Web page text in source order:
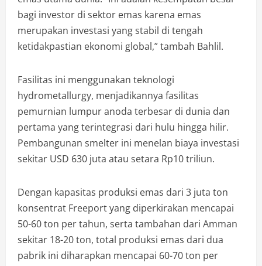
bagi investor di sektor emas karena emas
merupakan investasi yang stabil di tengah
ketidakpastian ekonomi global,” tambah Bahlil.
Fasilitas ini menggunakan teknologi
hydrometallurgy, menjadikannya fasilitas
pemurnian lumpur anoda terbesar di dunia dan
pertama yang terintegrasi dari hulu hingga hilir.
Pembangunan smelter ini menelan biaya investasi
sekitar USD 630 juta atau setara Rp10 triliun.
Dengan kapasitas produksi emas dari 3 juta ton
konsentrat Freeport yang diperkirakan mencapai
50-60 ton per tahun, serta tambahan dari Amman
sekitar 18-20 ton, total produksi emas dari dua
pabrik ini diharapkan mencapai 60-70 ton per